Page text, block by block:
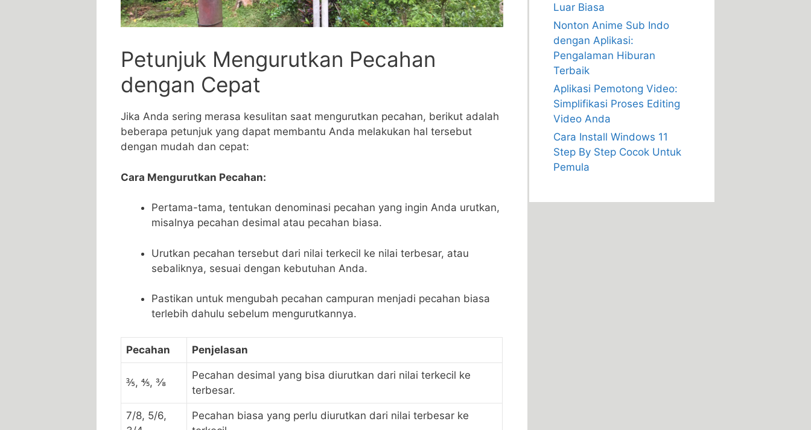
Petunjuk Mengurutkan Pecahan⁢
dengan Cepat
Jika Anda sering merasa kesulitan ⁣saat⁤ mengurutkan‌ pecahan, berikut adalah
beberapa petunjuk yang dapat ​membantu Anda‍ melakukan hal tersebut
dengan⁤ mudah‍ dan cepat:
Cara Mengurutkan Pecahan:
Pertama-tama, tentukan denominasi pecahan yang ingin ⁣Anda‍ urutkan,
⁤misalnya‍ pecahan desimal atau pecahan biasa.
Urutkan pecahan tersebut dari nilai terkecil ke ‌nilai terbesar, atau
sebaliknya, sesuai dengan⁢ kebutuhan Anda.
Pastikan untuk ‌mengubah pecahan campuran menjadi‍ pecahan biasa⁣
terlebih dahulu sebelum mengurutkannya.
Pecahan Penjelasan
⅗,‍ ⅘, ⅜
Pecahan desimal ⁢yang⁢ bisa diurutkan dari nilai terkecil ke
terbesar.
7/8, 5/6,
Pecahan ‍biasa yang perlu diurutkan ​dari nilai terbesar ke
Luar Biasa
Nonton Anime Sub Indo
dengan Aplikasi:
Pengalaman Hiburan
Terbaik
Aplikasi Pemotong Video:
Simplifikasi Proses Editing
Video Anda
Cara Install Windows 11
Step By Step Cocok Untuk
Pemula